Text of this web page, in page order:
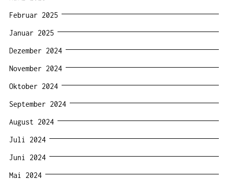
Februar 2025
Januar 2025
Dezember 2024
November 2024
Oktober 2024
September 2024
August 2024
Juli 2024
Juni 2024
Mai 2024